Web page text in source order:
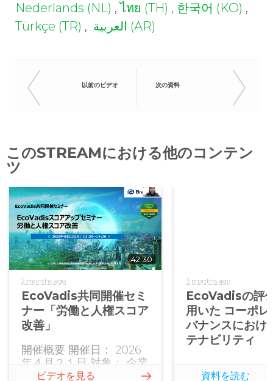
ご所属部署とご役職
国名
Nederlands (NL) ,ไทย (TH) , 한국어 (KO) ,
Türkçe (TR) , العربية (AR)
以前のビデオ 次の資料
このSTREAMにおける他のコンテン
ツ
42:30
2 months ago
EcoVadis共同開催セミ
ナー「労働と人権スコア
改善」
開催概要 開催日： 2026
年４月２１日 対象： 企業
でサステナビリティ評価
ビデオを見る
3 months ago
EcoVadisの評
用いた コーポ
バナンスにおけ
テナビリティ
資料を読む